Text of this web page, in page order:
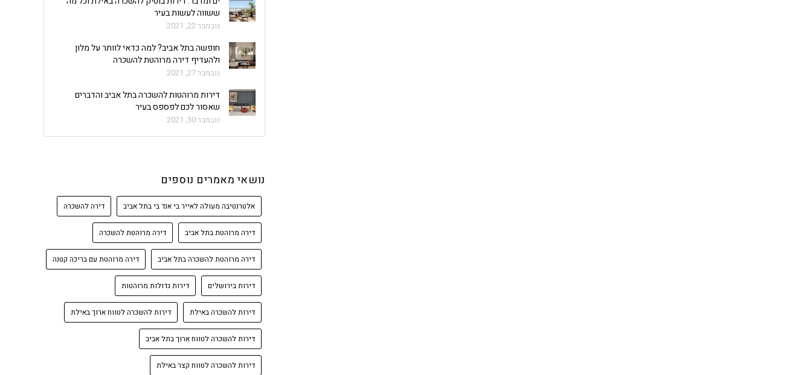
ששווה לעשות בעיר
נובמבר 22, 2021
חופשה בתל אביב? למה כדאי לוותר על מלון
ולהעדיף דירה מרוהטת להשכרה
נובמבר 27, 2021
דירות מרוהטות להשכרה בתל אביב והדברים
שאסור לכם לפספס בעיר
נובמבר 30, 2021
נושאי מאמרים נוספים
אלטרנטיבה מעולה לאייר בי אנד בי בתל אביב דירה להשכרה
דירה מרוהטת בתל אביב דירה מרוהטת להשכרה
דירה מרוהטת להשכרה בתל אביב דירה מרוהטת עם בריכה קטנה
דירות בירושלים דירות גדולות מרוהטות
דירות להשכרה באילת דירות להשכרה לטווח ארוך באילת
דירות להשכרה לטווח ארוך בתל אביב
דירות להשכרה לטווח קצר באילת